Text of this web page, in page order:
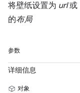
将壁纸设置为 url或
的布局
参数
详细信息
对象